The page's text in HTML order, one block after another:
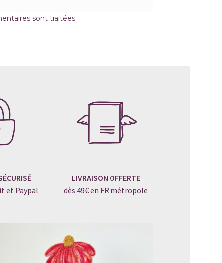
sont traitées.
et Paypal
LIVRAISON OFFERTE
dès 49€ en FR métropole